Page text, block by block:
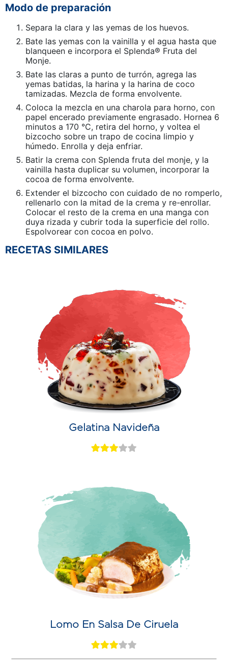
Modo de preparación
Separa la clara y las yemas de los huevos.
Bate las yemas con la vainilla y el agua hasta que
blanqueen e incorpora el Splenda® Fruta del
Monje.
Bate las claras a punto de turrón, agrega las
yemas batidas, la harina y la harina de coco
tamizadas. Mezcla de forma envolvente.
Coloca la mezcla en una charola para horno, con
papel encerado previamente engrasado. Hornea 6
minutos a 170 °C, retira del horno, y voltea el
bizcocho sobre un trapo de cocina limpio y
húmedo. Enrolla y deja enfriar.
Batir la crema con Splenda fruta del monje, y la
vainilla hasta duplicar su volumen, incorporar la
cocoa de forma envolvente.
Extender el bizcocho con cuidado de no romperlo,
rellenarlo con la mitad de la crema y re-enrollar.
Colocar el resto de la crema en una manga con
duya rizada y cubrir toda la superficie del rollo.
Espolvorear con cocoa en polvo.
RECETAS SIMILARES
Gelatina Navideña
Lomo En Salsa De Ciruela